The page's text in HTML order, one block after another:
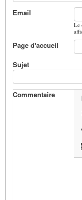
Email
Le
Page d'accueil
Sujet
Commentaire